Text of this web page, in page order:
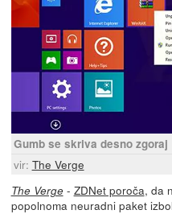
Gumb se skriva desno zgoraj
vir: The Verge
The Verge- ZDNet poroča, da
popolnoma neuradni paket